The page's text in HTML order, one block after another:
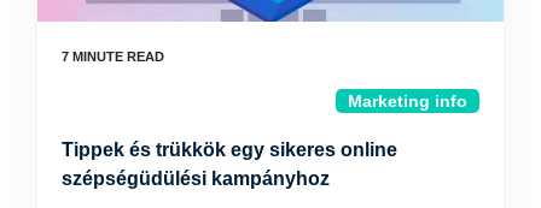
Marketing info
Tippek és trükkök egy sikeres online
szépségüdülési kampányhoz